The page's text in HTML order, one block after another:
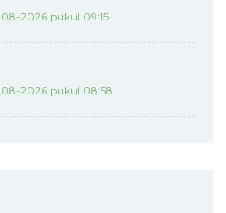
2026 pukul 09:15
2026 pukul 08:58